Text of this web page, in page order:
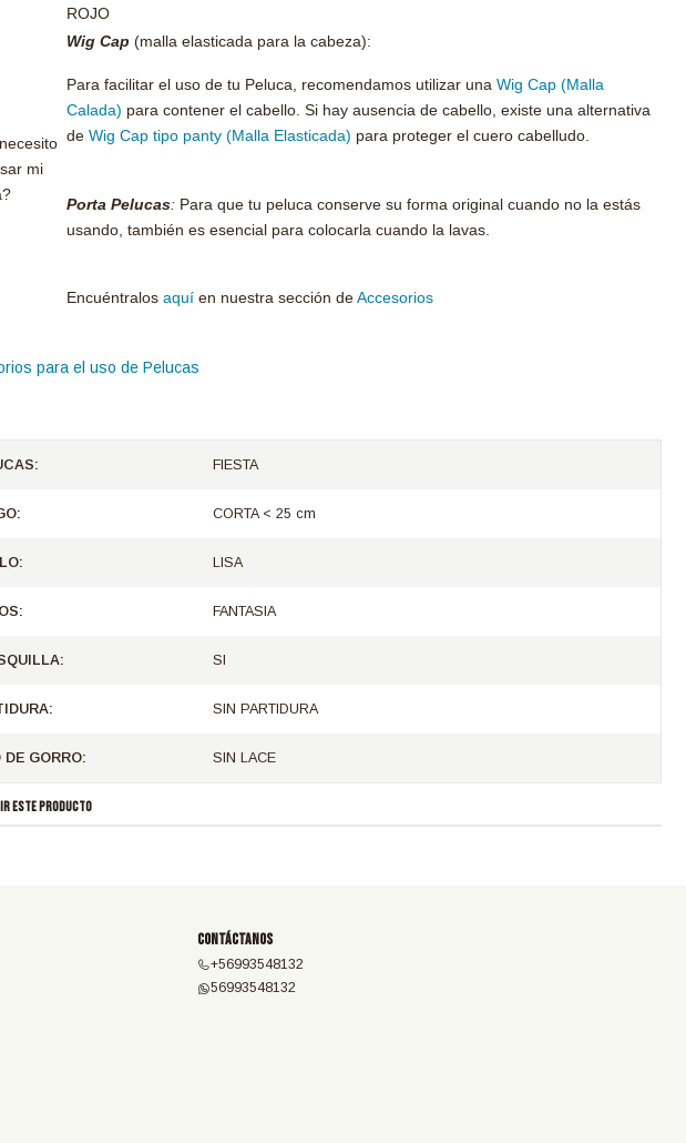
ROJO
mi
Wig Cap (malla elasticada para la cabeza):
Para facilitar el uso de tu Peluca, recomendamos utilizar una Wig Cap (Malla
Calada) para contener el cabello. Si hay ausencia de cabello, existe una alternativa
de Wig Cap tipo panty (Malla Elasticada) para proteger el cuero cabelludo.
Porta Pelucas:Para que tu peluca conserve su forma original cuando no la estás
usando, también es esencial para colocarla cuando la lavas.
Encuéntralos aquíen nuestra sección deAccesorios
para el uso de Pelucas
FIESTA
CORTA < 25 cm
LISA
FANTASIA
SI
SIN PARTIDURA
DE GORRO: SIN LACE
ESTE PRODUCTO
Contáctanos
+56993548132
56993548132